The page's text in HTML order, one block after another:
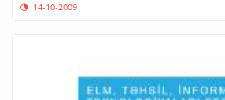
14-10-2009